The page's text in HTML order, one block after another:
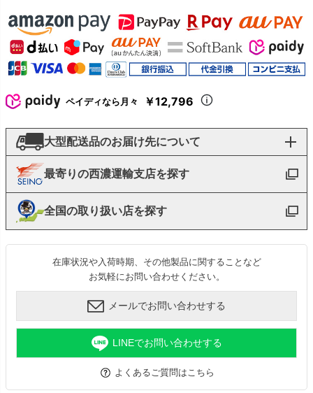
ペイディなら月々 ￥12,796
大型配送品のお届け先について
最寄りの西濃運輸支店を探す
全国の取り扱い店を探す
在庫状況や入荷時期、その他製品に関することなど
お気軽にお問い合わせください。
メールでお問い合わせする
LINEでお問い合わせする
よくあるご質問はこちら